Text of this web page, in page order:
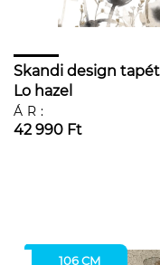
Skandi design
Lo hazel
ÁR:
42 990 Ft
106 CM